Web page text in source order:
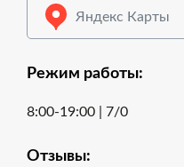
Яндекс Карты
Режим работы:
8:00-19:00 | 7/0
Отзывы: